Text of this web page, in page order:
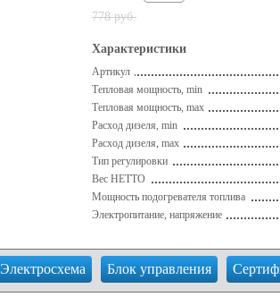
778 руб.
Характеристики
Артикул
Тепловая мощность, min
Тепловая мощность, max
Расход дизеля, min
Расход дизеля, max
Тип регулировки
Вес НЕТТО
Мощность подогревателя топлива
Электропитание, напряжение
Электросхема Блок управления